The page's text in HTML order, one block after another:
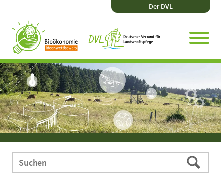
Direkt
zum
Seiteninhalt
Zum
Hauptmenü
Zum
Seitenende
Zur
Website-
Suche
Der DVL
Webauftritt
durchsuchen
Suchen